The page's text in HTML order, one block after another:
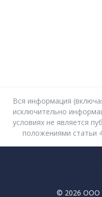
Вся информация
исключительно
условиях не является
положениями статьи
© 2026 ООО